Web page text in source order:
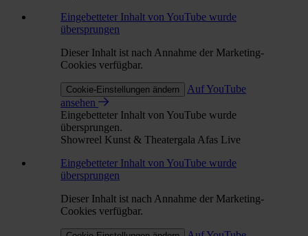
Eingebetteter Inhalt von YouTube wurde
übersprungen
Dieser Inhalt ist nach Annahme der Marketing-
Cookies verfügbar.
Cookie-Einstellungen ändern
Auf YouTube
ansehen
Eingebetteter Inhalt von YouTube wurde
übersprungen.
Showreel Kunst & Theatergala Afas Live
Eingebetteter Inhalt von YouTube wurde
übersprungen
Dieser Inhalt ist nach Annahme der Marketing-
Cookies verfügbar.